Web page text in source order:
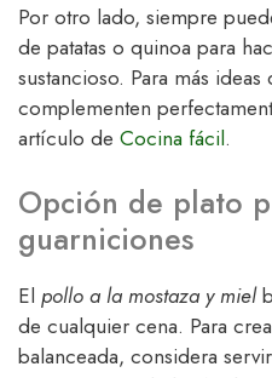
Por otro lado, siempre
de patatas o quinoa para
sustancioso. Para más ideas
complementen
artículo de Cocina fácil.
Opción de plato
guarniciones
El pollo a la mostaza y miel
de cualquier cena. Para
balanceada, considera